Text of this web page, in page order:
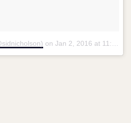
on Jan 2, 2016 at 11:46am PST